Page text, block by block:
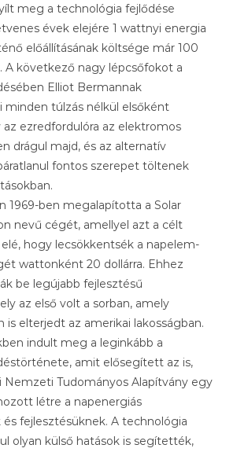
meg a technológia fejlődése
évek elejére 1 wattnyi energia
előállításának költsége már 100
A következő nagy lépcsőfokot a
Elliot Bermannak
minden túlzás nélkül elsőként
ezredfordulóra az elektromos
drágul majd, és az alternatív
fontos szerepet töltenek
1969-ben megalapította a Solar
nevű cégét, amellyel azt a célt
hogy lecsökkentsék a napelem-
wattonként 20 dollárra. Ehhez
be legújabb fejlesztésű
az első volt a sorban, amely
is elterjedt az amerikai lakosságban.
indult meg a leginkább a
amit elősegített az is,
Nemzeti Tudományos Alapítvány egy
létre a napenergiás
és fejlesztésüknek. A technológia
olyan külső hatások is segítették,